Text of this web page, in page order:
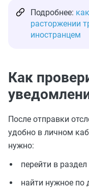
Подробнее:
расторжении
иностранцем
Как
После отправки
удобно в личном
нужно:
перейти в
найти нужное по